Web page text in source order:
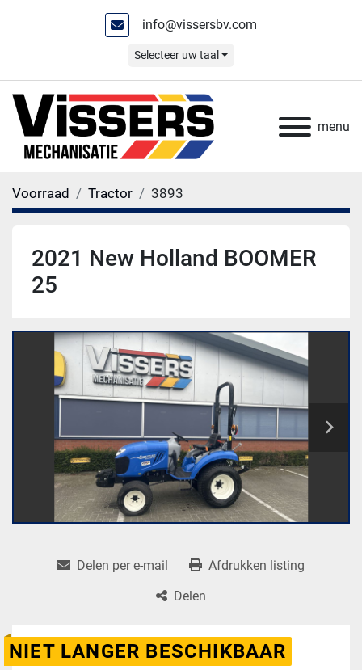
info@vissersbv.com
Selecteer uw taal
menu
Voorraad Tractor 3893
2021 New Holland BOOMER
25
Delen per e-mail
Afdrukken listing
Delen
NIET LANGER BESCHIKBAAR